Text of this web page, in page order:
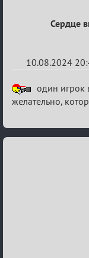
Сердце
10.08.2024
Re:
Waiting
один игрок
желательно,